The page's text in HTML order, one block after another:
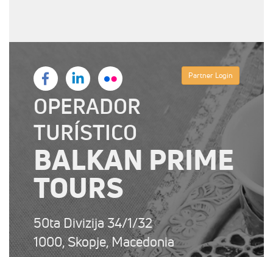
Partner Login
OPERADOR
TURÍSTICO
BALKAN PRIME
TOURS
50ta Divizija 34/1/32
1000, Skopje, Macedonia